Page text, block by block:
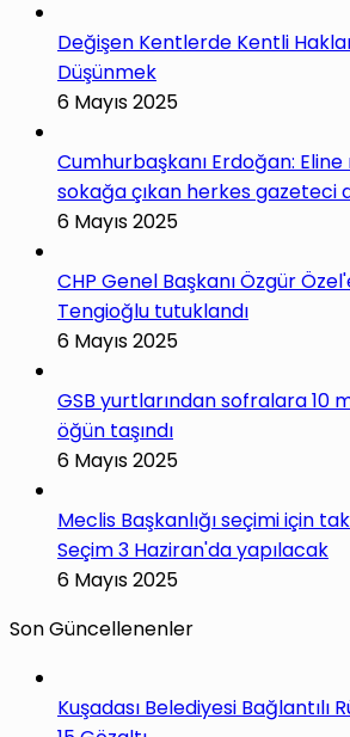
Değişen Kentlerde Kentli
Düşünmek
6 Mayıs 2025
Cumhurbaşkanı Erdoğan:
sokağa çıkan herkes gazeteci
6 Mayıs 2025
CHP Genel Başkanı Özgür
Tengioğlu tutuklandı
6 Mayıs 2025
GSB yurtlarından sofralara 10
öğün taşındı
6 Mayıs 2025
Meclis Başkanlığı seçimi için
Seçim 3 Haziran'da yapılacak
6 Mayıs 2025
Son Güncellenenler
Kuşadası Belediyesi Bağlantılı